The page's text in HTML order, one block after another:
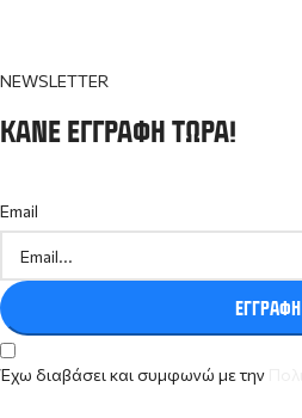
NEWSLETTER
ΚΆΝΕ ΕΓΓΡΑΦΉ ΤΏΡΑ!
Email
ΕΓΓΡΑΦΗ
Έχω διαβάσει και συμφωνώ με την